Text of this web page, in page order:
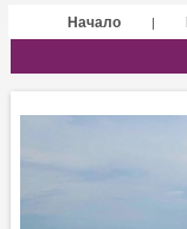
Начало |